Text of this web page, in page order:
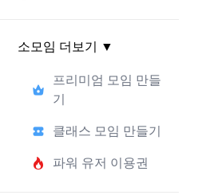
소모임 더보기 ▼
프리미엄 모임 만들
기
클래스 모임 만들기
파워 유저 이용권